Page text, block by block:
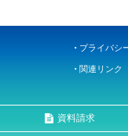
プライバシ
関連リンク
資料請求